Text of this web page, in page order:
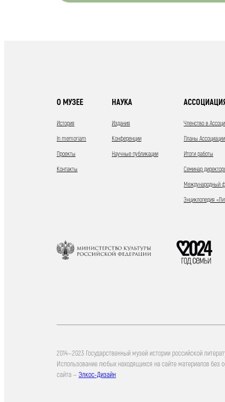
О МУЗЕЕ
История
In memoriam
Проекты
Контакты
НАУКА
Издания
Конференции
Научные публикации
Членство в
Планы Ассоциации
Итоги работы
Семинар
Международный
Энциклопедия
2014—2023 Государственный музей истории российской
Использование любых находящихся на сайте материалов
сайта — Элкос-Дизайн